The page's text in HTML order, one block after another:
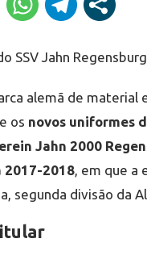
alemã de material
os novos uniformes
Jahn 2000
2017-2018, em que a
segunda divisão da